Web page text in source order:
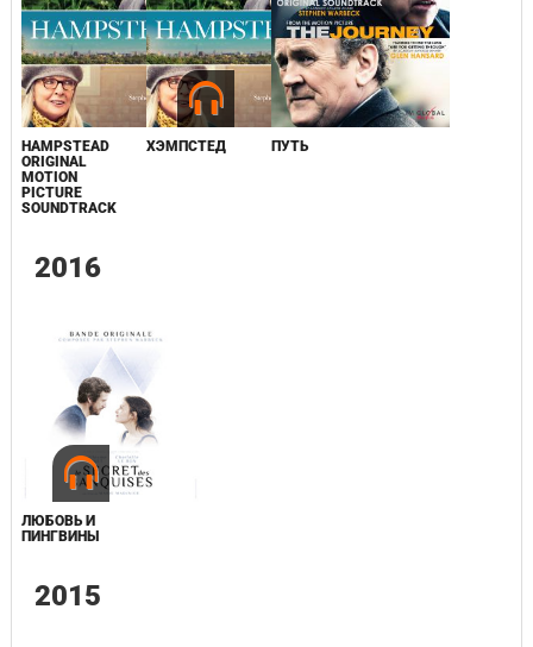
HAMPSTEAD
ORIGINAL
MOTION
PICTURE
SOUNDTRACK
ХЭМПСТЕД ПУТЬ
2016
ЛЮБОВЬ И
ПИНГВИНЫ
2015